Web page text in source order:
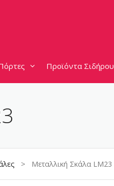
Προϊόντα Σιδήρου
> Μεταλλική Σκάλα LM23